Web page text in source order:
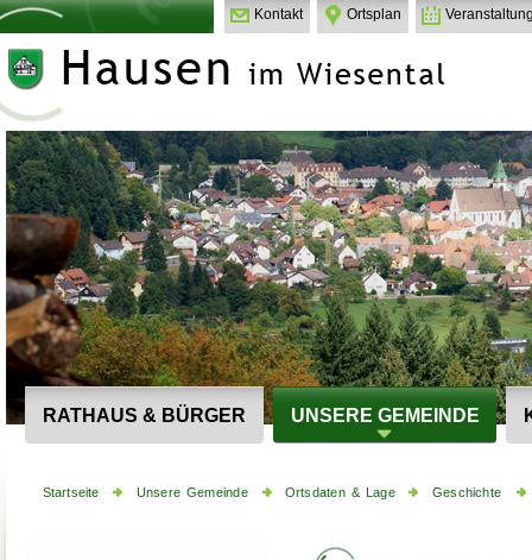
Kontakt Ortsplan
RATHAUS & BÜRGER UNSERE GEMEINDE
Startseite Unsere Gemeinde Ortsdaten & Lage Geschichte